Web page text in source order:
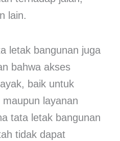
lain.
letak bangunan juga
bahwa akses
baik untuk
layanan
tata letak bangunan
tidak dapat